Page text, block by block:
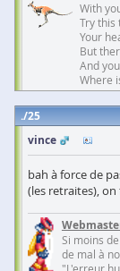
With
Try this
Your
But
And
Where
25
vince
bah à force de
(les retraites),
Si moins
de mal à